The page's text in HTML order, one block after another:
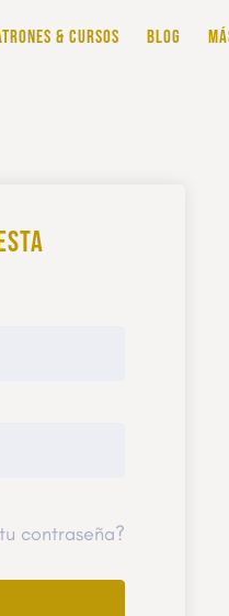
& CURSOS BLOG
contraseña?